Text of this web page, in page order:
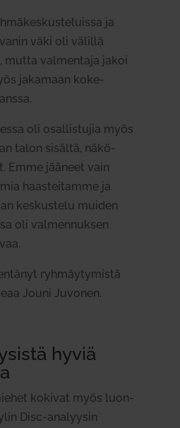
ja
väki oli välillä
mutta val­mentaja jakoi
jakamaan koke­
oli osal­lis­tujia myös
talon sisältä, näkö­
Emme jääneet vain
haas­tei­tamme ja
kes­kustelu muiden
oli val­men­nuksen
ryh­mäy­ty­mistä
Jouni Juvonen.
hyviä
kokivat myös luon­
Disc-ana­lyysin